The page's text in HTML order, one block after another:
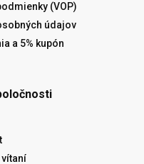
(VOP)
údajov
a 5% kupón